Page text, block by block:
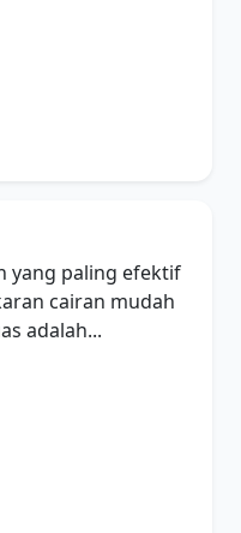
yang paling efektif
cairan mudah
adalah...